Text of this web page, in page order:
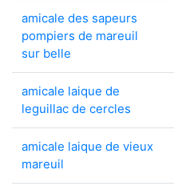
amicale des sapeurs
pompiers de mareuil
sur belle
amicale laique de
leguillac de cercles
amicale laique de vieux
mareuil